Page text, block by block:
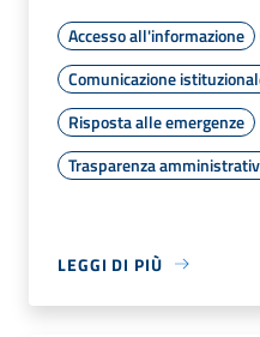
Accesso all'informazione
Comunicazione
Risposta alle emergenze
Trasparenza
LEGGI DI PIÙ